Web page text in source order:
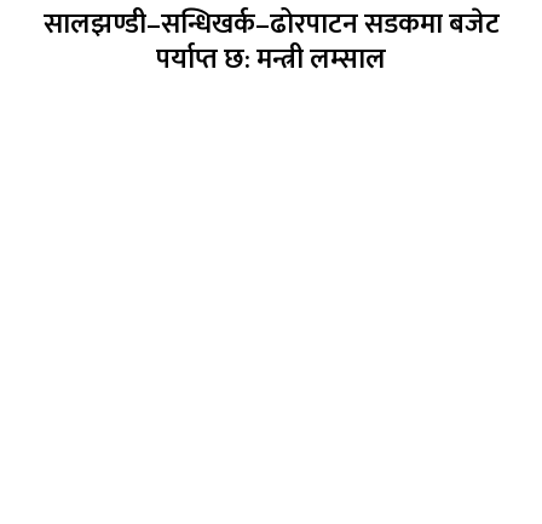
सालझण्डी–सन्धिखर्क–ढोरपाटन सडकमा बजेट
पर्याप्त छ: मन्त्री लम्साल